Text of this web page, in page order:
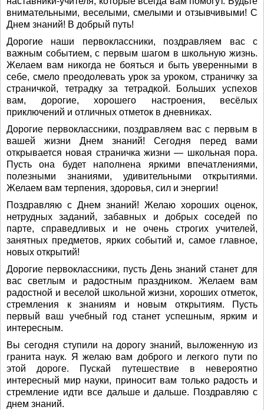
внимательными, веселыми, смелыми и отзывчивыми! С
Днем знаний! В добрый путь!
Дорогие наши первоклассники, поздравляем вас с
важным событием, с первым шагом в школьную жизнь.
Желаем вам никогда не бояться и быть уверенными в
себе, смело преодолевать урок за уроком, страничку за
страничкой, тетрадку за тетрадкой. Больших успехов
вам, дорогие, хорошего настроения, весёлых
приключений и отличных отметок в дневниках.
Дорогие первоклассники, поздравляем вас с первым в
вашей жизни Днем знаний! Сегодня перед вами
открывается новая страничка жизни — школьная пора.
Пусть она будет наполнена яркими впечатлениями,
полезными знаниями, удивительными открытиями.
Желаем вам терпения, здоровья, сил и энергии!
Поздравляю с Днем знаний! Желаю хороших оценок,
нетрудных заданий, забавных и добрых соседей по
парте, справедливых и не очень строгих учителей,
занятных предметов, ярких событий и, самое главное,
новых открытий!
Дорогие первоклассники, пусть День знаний станет для
вас светлым и радостным праздником. Желаем вам
радостной и веселой школьной жизни, хороших отметок,
стремления к знаниям и новым открытиям. Пусть
первый ваш учебный год станет успешным, ярким и
интересным.
Вы сегодня ступили на дорогу знаний, выложенную из
гранита наук. Я желаю вам доброго и легкого пути по
этой дороге. Пускай путешествие в невероятно
интересный мир науки, приносит вам только радость и
стремление идти все дальше и дальше. Поздравляю с
днем знаний.